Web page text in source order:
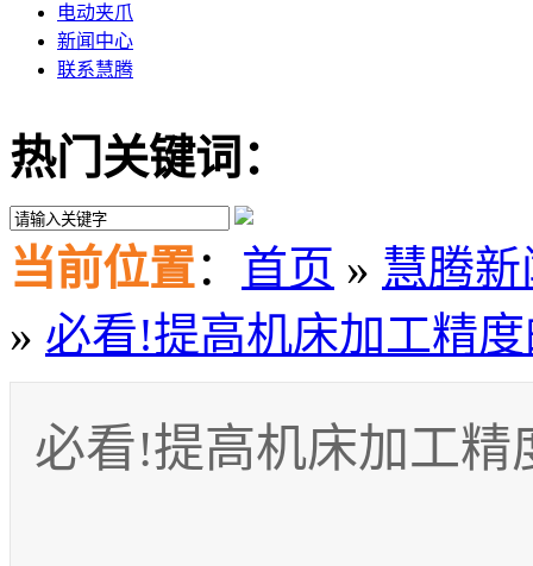
电动夹爪
新闻中心
联系慧腾
热门关键词：
当前位置： 首页 » 慧腾
» 必看!提高机床加工精
必看!提高机床加工精